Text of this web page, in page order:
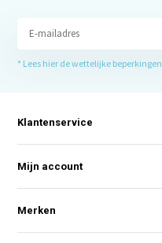
* Lees hier de wettelijke beperkingen
Klantenservice
Mijn account
Merken